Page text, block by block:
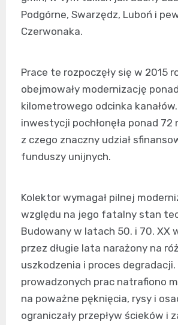
Podgórne, Swarzędz, Luboń i
Czerwonaka.
Prace te rozpoczęły się w 2015
obejmowały modernizację
kilometrowego odcinka kanałów.
inwestycji pochłonęła ponad 72
z czego znaczny udział
funduszy unijnych.
Kolektor wymagał pilnej
względu na jego fatalny stan
Budowany w latach 50. i 70. XX
przez długie lata narażony na
uszkodzenia i proces degradacji.
prowadzonych prac natrafiono
na poważne pęknięcia, rysy i
ograniczały przepływ ścieków i